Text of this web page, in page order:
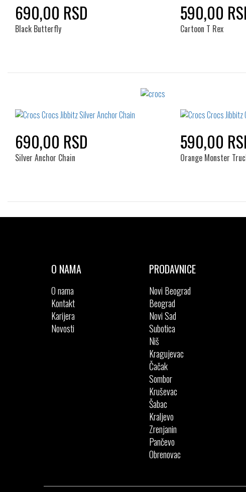
690,00 RSD
Black Butterfly
590,00
Cartoon T Rex
Izaberi željeni broj:
690,00 RSD
Silver Anchor Chain
590,00
Orange Monster
O NAMA
O nama
Kontakt
Karijera
Novosti
PRODAVNICE
Novi Beograd
Beograd
Novi Sad
Subotica
Niš
Kragujevac
Čačak
Sombor
Kruševac
Šabac
Kraljevo
Zrenjanin
Pančevo
Obrenovac